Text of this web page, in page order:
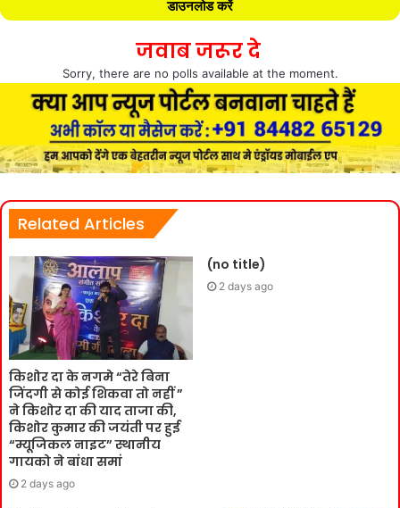
डाउनलोड करें
जवाब जरूर दे
Sorry, there are no polls available at the moment.
Related Articles
किशोर दा के नगमे “तेरे बिना
जिंदगी से कोई शिकवा तो नहीं ”
ने किशोर दा की याद ताजा की,
किशोर कुमार की जयंती पर हुई
“म्यूजिकल नाइट” स्थानीय
गायको ने बांधा समां
2 days ago
(no title)
2 days ago